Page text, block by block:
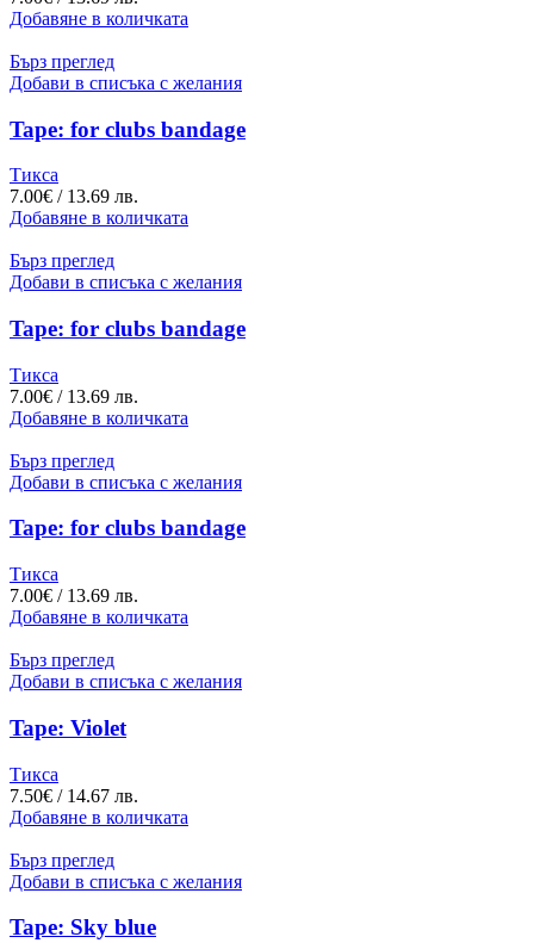
Добавяне в количката
Бърз преглед
Добави в списъка с желания
Tape: for clubs bandage
Тикса
7.00€ / 13.69 лв.
Добавяне в количката
Бърз преглед
Добави в списъка с желания
Tape: for clubs bandage
Тикса
7.00€ / 13.69 лв.
Добавяне в количката
Бърз преглед
Добави в списъка с желания
Tape: for clubs bandage
Тикса
7.00€ / 13.69 лв.
Добавяне в количката
Бърз преглед
Добави в списъка с желания
Tape: Violet
Тикса
7.50€ / 14.67 лв.
Добавяне в количката
Бърз преглед
Добави в списъка с желания
Tape: Sky blue